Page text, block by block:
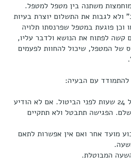
משתנה בין מטפל למטפל.
ולא לגבות את התשלום יוצרת בעיות
וכן פוגעת במטפל שפרנסתו תלויה
קשה לפתוח את הנושא ולדבר עליו,
של המטפל, שיכול להחוות לפעמים
להתמודד עם הבעיה:
לבקש הודעה מראש של 24 שעות לפני הביטול. אם לא הודיע
הפגישה תתבטל ולא תתקיים
מועד אחר ואם אין אפשרות לתאם
המבוטלת.